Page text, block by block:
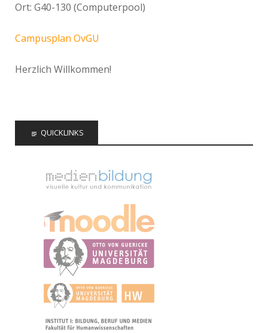
Ort: G40-130 (Computerpool)
Campusplan OvGU
Herzlich Willkommen!
QUICKLINKS